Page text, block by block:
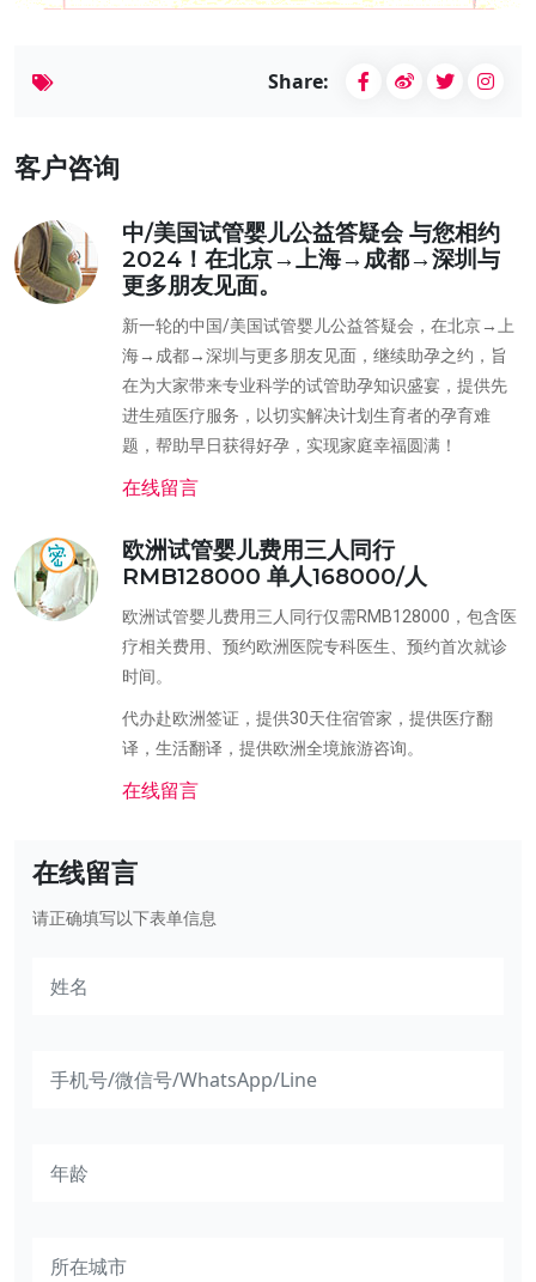
Share:
客户咨询
中/美国试管婴儿公益答疑会 与您相约
2024！在北京→上海→成都→深圳与
更多朋友见面。
新一轮的中国/美国试管婴儿公益答疑会，在北京→上
海→成都→深圳与更多朋友见面，继续助孕之约，旨
在为大家带来专业科学的试管助孕知识盛宴，提供先
进生殖医疗服务，以切实解决计划生育者的孕育难
题，帮助早日获得好孕，实现家庭幸福圆满！
在线留言
欧洲试管婴儿费用三人同行
RMB128000 单人168000/人
欧洲试管婴儿费用三人同行仅需RMB128000，包含医
疗相关费用、预约欧洲医院专科医生、预约首次就诊
时间。
代办赴欧洲签证，提供30天住宿管家，提供医疗翻
译，生活翻译，提供欧洲全境旅游咨询。
在线留言
在线留言
请正确填写以下表单信息